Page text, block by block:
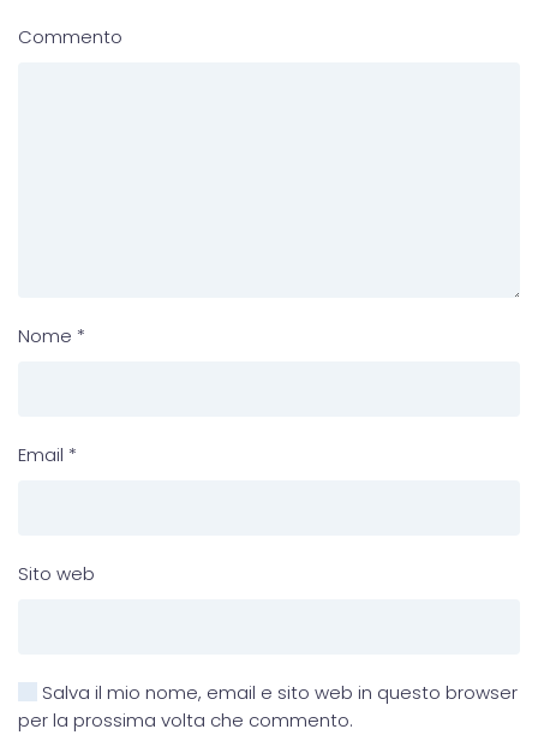
Commento
Nome *
Email *
Sito web
Salva il mio nome, email e sito web in questo browser
per la prossima volta che commento.